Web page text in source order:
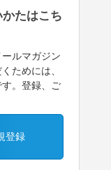
たはこち
ールマガジン
ためには、
す。登録、ご
登録